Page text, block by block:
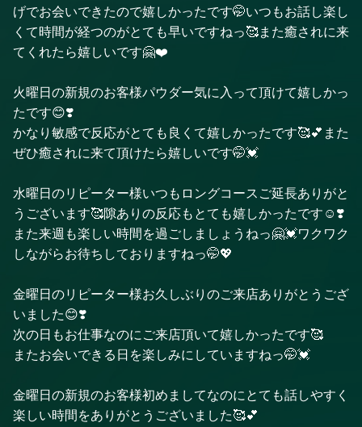
げでお会いできたので嬉しかったです🤭いつもお話し楽し
くて時間が経つのがとても早いですねっ🥰また癒されに来
てくれたら嬉しいです🤗❤️
火曜日の新規のお客様パウダー気に入って頂けて嬉しかっ
たです😊❣️
かなり敏感で反応がとても良くて嬉しかったです🥰💕また
ぜひ癒されに来て頂けたら嬉しいです🤭💓
水曜日のリピーター様いつもロングコースご延長ありがと
うございます🥰隙ありの反応もとても嬉しかったです☺️❣️
また来週も楽しい時間を過ごしましょうねっ🤗💓ワクワク
しながらお待ちしておりますねっ🤭💖
金曜日のリピーター様お久しぶりのご来店ありがとうござ
いました😊❣️
次の日もお仕事なのにご来店頂いて嬉しかったです🥰
またお会いできる日を楽しみにしていますねっ🤭💓
金曜日の新規のお客様初めましてなのにとても話しやすく
楽しい時間をありがとうございました🥰💕